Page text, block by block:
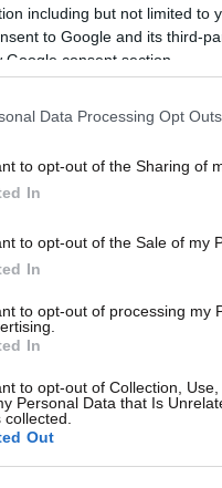
including but not limited to
to Google and its third-
Google consent section.
Data Processing Opt Outs
to opt-out of the Sharing of
In
to opt-out of the Sale of my
In
to opt-out of processing my
In
to opt-out of Collection,
Personal Data that Is
collected.
Out